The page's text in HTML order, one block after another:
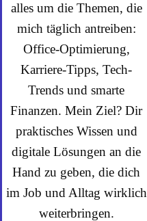
alles um die Themen, die
mich täglich antreiben:
Office-Optimierung,
Karriere-Tipps, Tech-
Trends und smarte
Finanzen. Mein Ziel? Dir
praktisches Wissen und
digitale Lösungen an die
Hand zu geben, die dich
im Job und Alltag wirklich
weiterbringen.